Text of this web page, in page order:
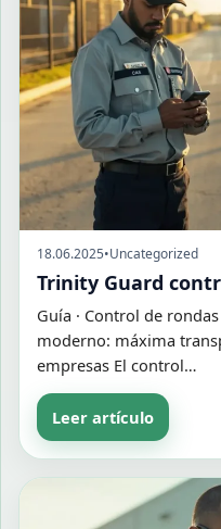
18.06.2025•Uncategorized
Trinity Guard
Guía · Control de
moderno: máxima
empresas El control…
Leer artículo